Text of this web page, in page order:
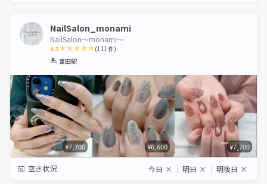
NailSalon_monami
NailSalon〜monami〜
4.9
1 2 3
(111件)
富田駅
¥7,700 ¥6,600 ¥7,700
空き状況 今日 × 明日 × 明後日 ×